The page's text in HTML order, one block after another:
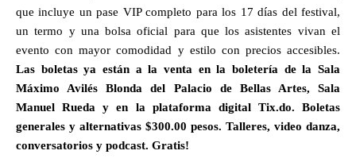
que incluye un pase VIP completo para los 17 días del festival,
un termo y una bolsa oficial para que los asistentes vivan el
evento con mayor comodidad y estilo con precios accesibles.
Las boletas ya están a la venta en la boletería de la Sala
Máximo Avilés Blonda del Palacio de Bellas Artes, Sala
Manuel Rueda y en la plataforma digital Tix.do. Boletas
generales y alternativas $300.00 pesos. Talleres, video danza,
conversatorios y podcast. Gratis!